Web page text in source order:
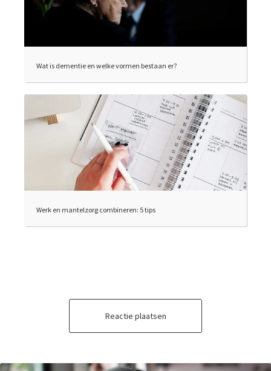
Wat is dementie en welke vormen bestaan er?
Werk en mantelzorg combineren: 5 tips
Reactie plaatsen